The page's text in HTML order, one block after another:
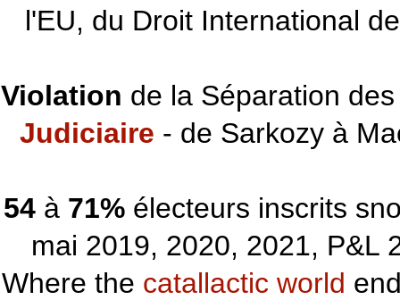
l'EU, du Droit International
Violation de la Séparation
Judiciaire - de Sarkozy à
54à 71%électeurs inscrits
mai 2019, 2020, 2021, P&L
Where the catallactic world